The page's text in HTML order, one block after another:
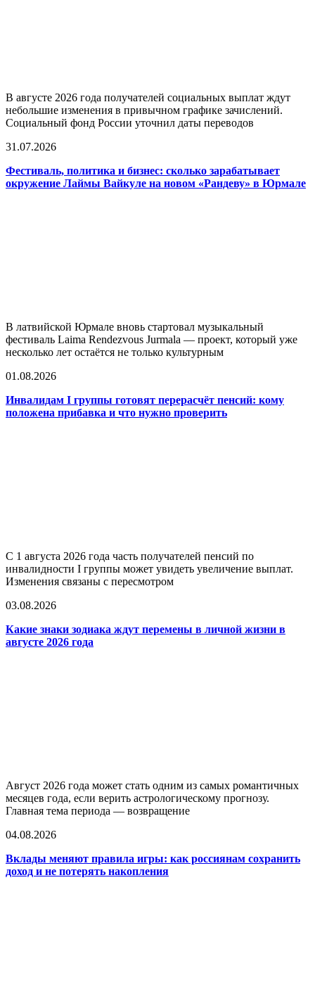
В августе 2026 года получателей социальных выплат ждут
небольшие изменения в привычном графике зачислений.
Социальный фонд России уточнил даты переводов
31.07.2026
Фестиваль, политика и бизнес: сколько зарабатывает
окружение Лаймы Вайкуле на новом «Рандеву» в Юрмале
В латвийской Юрмале вновь стартовал музыкальный
фестиваль Laima Rendezvous Jurmala — проект, который уже
несколько лет остаётся не только культурным
01.08.2026
Инвалидам I группы готовят перерасчёт пенсий: кому
положена прибавка и что нужно проверить
С 1 августа 2026 года часть получателей пенсий по
инвалидности I группы может увидеть увеличение выплат.
Изменения связаны с пересмотром
03.08.2026
Какие знаки зодиака ждут перемены в личной жизни в
августе 2026 года
Август 2026 года может стать одним из самых романтичных
месяцев года, если верить астрологическому прогнозу.
Главная тема периода — возвращение
04.08.2026
Вклады меняют правила игры: как россиянам сохранить
доход и не потерять накопления